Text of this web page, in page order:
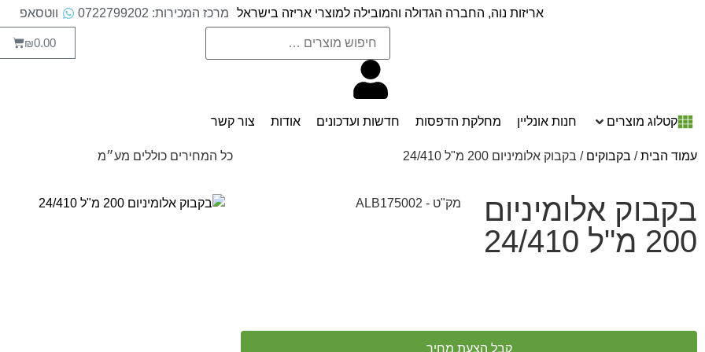
אריזות נוה, החברה הגדולה והמובילה למוצרי אריזה בישראל מרכז המכירות: 0722799202 ווטסאפ
₪0.00
קטלוג מוצרים חנות אונליין מחלקת הדפסות חדשות ועדכונים אודות צור קשר
עמוד הבית/ בקבוקים / בקבוק אלומיניום 200 מ"ל 24/410 כל המחירים כוללים מע״מ
בקבוק אלומיניום
200 מ"ל 24/410
מק"ט - ALB175002
קבל הצעת מחיר